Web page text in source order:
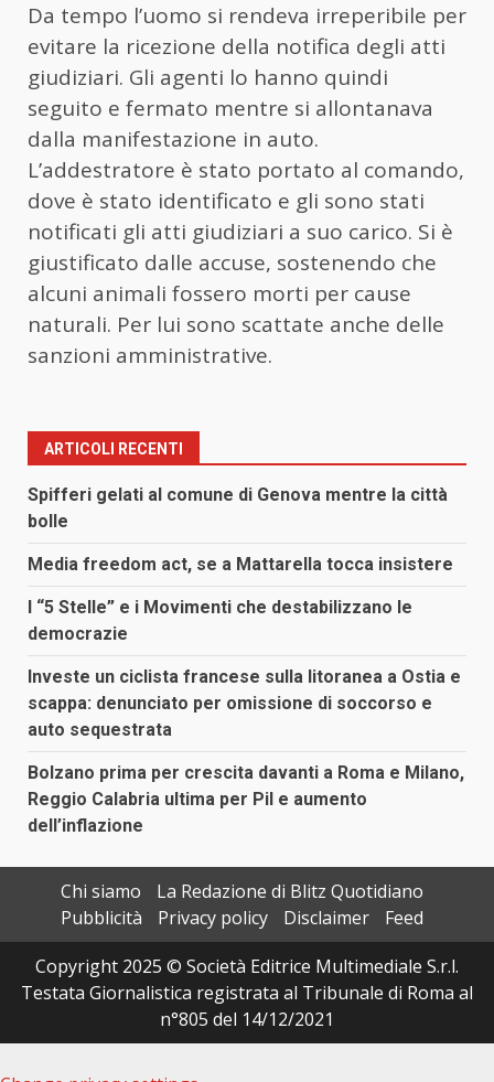
Da tempo l’uomo si rendeva irreperibile per
evitare la ricezione della notifica degli atti
giudiziari. Gli agenti lo hanno quindi
seguito e fermato mentre si allontanava
dalla manifestazione in auto.
L’addestratore è stato portato al comando,
dove è stato identificato e gli sono stati
notificati gli atti giudiziari a suo carico. Si è
giustificato dalle accuse, sostenendo che
alcuni animali fossero morti per cause
naturali. Per lui sono scattate anche delle
sanzioni amministrative.
ARTICOLI RECENTI
Spifferi gelati al comune di Genova mentre la città
bolle
Media freedom act, se a Mattarella tocca insistere
I “5 Stelle” e i Movimenti che destabilizzano le
democrazie
Investe un ciclista francese sulla litoranea a Ostia e
scappa: denunciato per omissione di soccorso e
auto sequestrata
Bolzano prima per crescita davanti a Roma e Milano,
Reggio Calabria ultima per Pil e aumento
dell’inflazione
Chi siamo
La Redazione di Blitz Quotidiano
Pubblicità
Privacy policy Disclaimer
Feed
Copyright 2025 © Società Editrice Multimediale S.r.l.
Testata Giornalistica registrata al Tribunale di Roma al
n°805 del 14/12/2021